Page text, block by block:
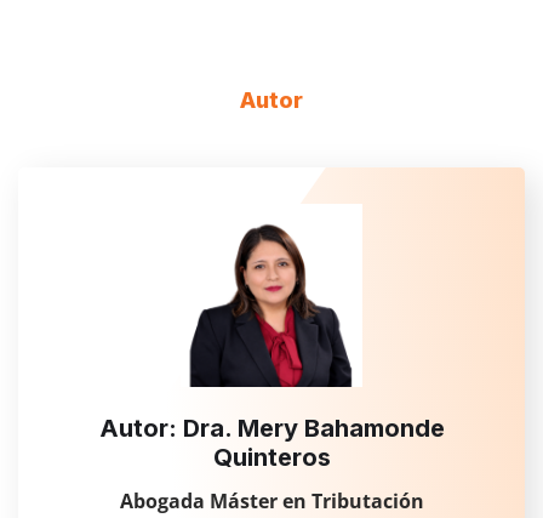
Autor
Autor: Dra. Mery Bahamonde
Quinteros
Abogada Máster en Tributación